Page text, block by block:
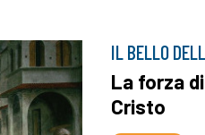
IL BELLO
La forza
Cristo